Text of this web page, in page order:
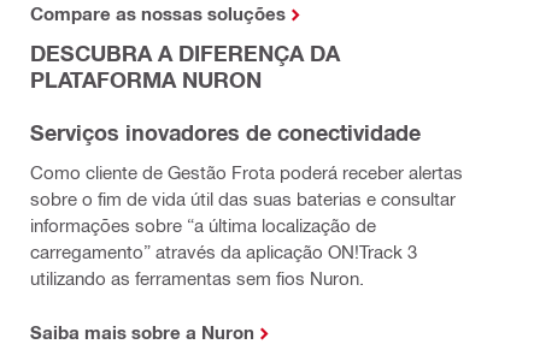
Compare as nossas soluções
DESCUBRA A DIFERENÇA DA
PLATAFORMA NURON
Serviços inovadores de conectividade
Como cliente de Gestão Frota poderá receber alertas
sobre o fim de vida útil das suas baterias e consultar
informações sobre “a última localização de
carregamento” através da aplicação ON!Track 3
utilizando as ferramentas sem fios Nuron.
Saiba mais sobre a Nuron